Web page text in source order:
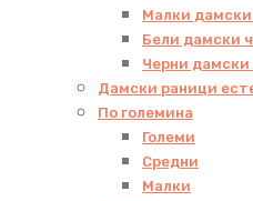
Малки
Бели дамски
Черни дамски
Дамски раници
По големина
Големи
Средни
Малки